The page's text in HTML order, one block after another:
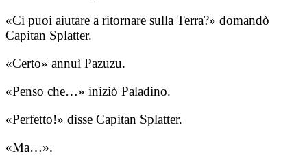
«Ci puoi aiutare a ritornare sulla Terra?» domandò
Capitan Splatter.
«Certo» annuì Pazuzu.
«Penso che…» iniziò Paladino.
«Perfetto!» disse Capitan Splatter.
«Ma…».